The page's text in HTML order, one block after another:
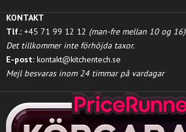
KONTAKT
Tlf.: +45 71 99 12 12 (man-fre mellan 10 og 16)
Det tillkommer inte förhöjda taxor.
E-post: kontakt@kitchentech.se
Mejl besvaras inom 24 timmar på vardagar